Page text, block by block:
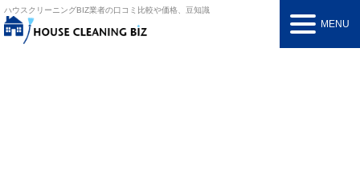
ハウスクリーニングBIZ業者の口コミ比較や価格、豆知識
MENU